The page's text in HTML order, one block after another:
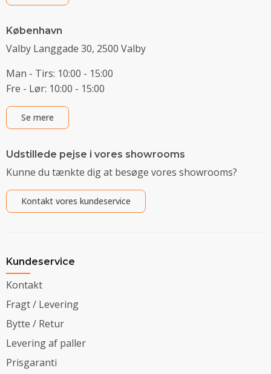
København
Valby Langgade 30, 2500 Valby
Man - Tirs: 10:00 - 15:00
Fre - Lør: 10:00 - 15:00
Se mere
Udstillede pejse i vores showrooms
Kunne du tænkte dig at besøge vores showrooms?
Kontakt vores kundeservice
Kundeservice
Kontakt
Fragt / Levering
Bytte / Retur
Levering af paller
Prisgaranti